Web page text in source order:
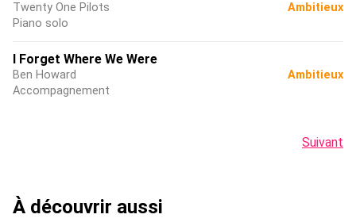
Twenty One Pilots
Piano solo
Ambitieux
I Forget Where We Were
Ben Howard
Accompagnement
Ambitieux
Suivant
À découvrir aussi